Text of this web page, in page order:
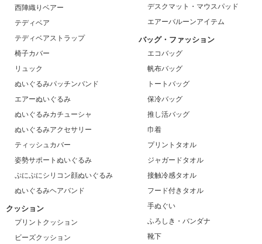
西陣織りベアー
テディベア
テディベアストラップ
椅子カバー
リュック
ぬいぐるみパッチンバンド
エアーぬいぐるみ
ぬいぐるみカチューシャ
ぬいぐるみアクセサリー
ティッシュカバー
姿勢サポートぬいぐるみ
ぷにぷにシリコン顔ぬいぐるみ
ぬいぐるみヘアバンド
クッション
プリントクッション
ビーズクッション
デスクマット・マウスパッド
エアーバルーンアイテム
バッグ・ファッション
エコバッグ
帆布バッグ
トートバッグ
保冷バッグ
推し活バッグ
巾着
プリントタオル
ジャガードタオル
接触冷感タオル
フード付きタオル
手ぬぐい
ふろしき・バンダナ
靴下